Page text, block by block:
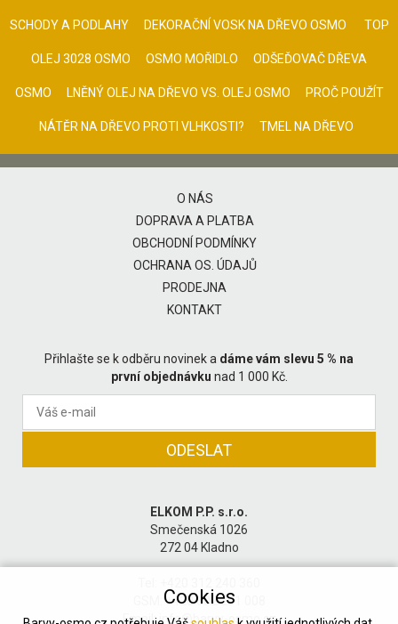
SCHODY A PODLAHY DEKORAČNÍ VOSK NA DŘEVO OSMO TOP
OLEJ 3028 OSMO OSMO MOŘIDLO ODŠEĎOVAČ DŘEVA
OSMO LNĚNÝ OLEJ NA DŘEVO VS. OLEJ OSMO PROČ POUŽÍT
NÁTĚR NA DŘEVO PROTI VLHKOSTI? TMEL NA DŘEVO
O NÁS
DOPRAVA A PLATBA
OBCHODNÍ PODMÍNKY
OCHRANA OS. ÚDAJŮ
PRODEJNA
KONTAKT
Přihlašte se k odběru novinek a dáme vám slevu 5 % na
první objednávku nad 1 000 Kč.
ELKOM P.P. s.r.o.
Smečenská 1026
272 04 Kladno
GSM: +420 602 201 008
Email:info@barvy-osmo.cz
Cookies